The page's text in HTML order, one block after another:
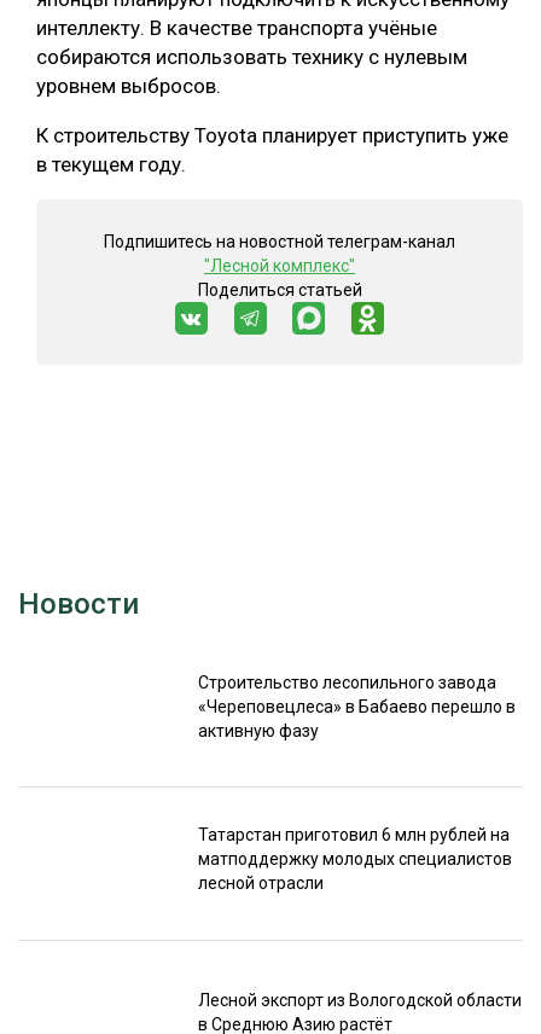
интеллекту. В качестве транспорта учёные
собираются использовать технику с нулевым
уровнем выбросов.
К строительству Toyota планирует приступить уже
в текущем году.
Подпишитесь на новостной телеграм-канал
"Лесной комплекс"
Поделиться статьей
Новости
Строительство лесопильного завода
«Череповецлеса» в Бабаево перешло в
активную фазу
Татарстан приготовил 6 млн рублей на
матподдержку молодых специалистов
лесной отрасли
Лесной экспорт из Вологодской области
в Среднюю Азию растёт